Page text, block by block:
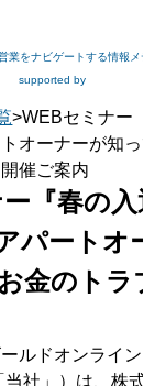
業をナビゲートする情報メ
supported by
>WEBセミナー
オーナーが知
催ご案内
『春の
パートオ
金のトラ
ルドオンライ
社」）は、株